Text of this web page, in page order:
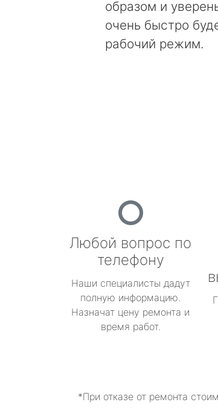
образом и
очень быстро
рабочий режим.
Любой вопрос по
телефону
Наши специалисты дадут
полную информацию.
Назначат цену ремонта и
время работ.
*При отказе от ремонта